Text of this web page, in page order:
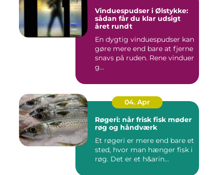
Vinduespudser i Ølstykke:
sådan får du klar udsigt
året rundt
En dygtig vinduespudser kan
gøre mere end bare at fjerne
snavs på ruden. Rene vinduer
g...
04. Apr
Røgeri: når frisk fisk møder
røg og håndværk
Et røgeri er mere end bare et
sted, hvor man hænger fisk i
røg. Det er et h&arin...